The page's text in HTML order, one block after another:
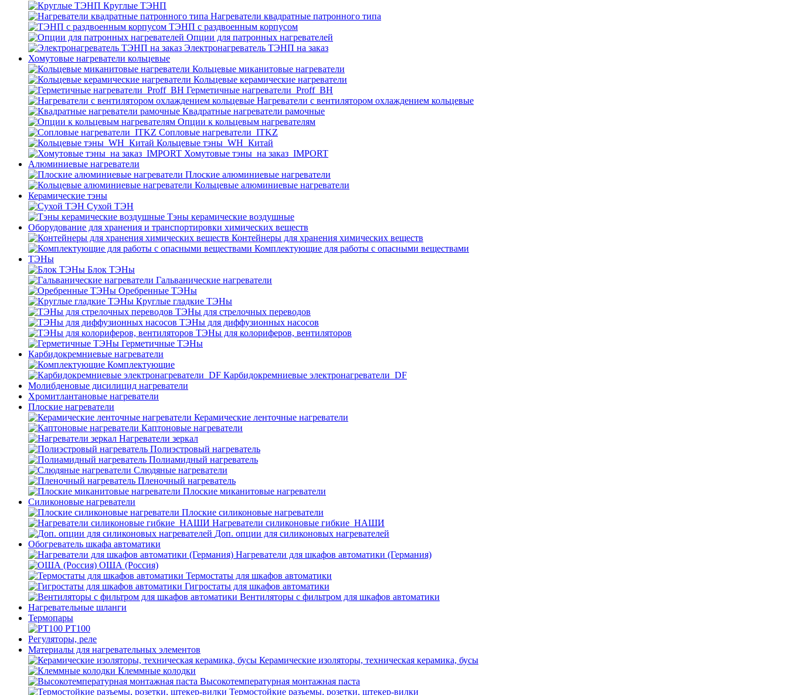
Круглые ТЭНП
Нагреватели квадратные патронного типа
ТЭНП с раздвоенным корпусом
Опции для патронных нагревателей
Электронагреватель ТЭНП на заказ
Хомутовые нагреватели кольцевые
Кольцевые миканитовые нагреватели
Кольцевые керамические нагреватели
Герметичные нагреватели_Proff_BH
Нагреватели с вентилятором охлаждением кольцевые
Квадратные нагреватели рамочные
Опции к кольцевым нагревателям
Cопловые нагреватели_ITKZ
Кольцевые тэны_WH_Китай
Хомутовые тэны_на заказ_IMPORT
Алюминиевые нагреватели
Плоские алюминиевые нагреватели
Кольцевые алюминиевые нагреватели
Керамические тэны
Сухой ТЭН
Тэны керамические воздушные
Оборудование для хранения и транспортировки химических веществ
Контейнеры для хранения химических веществ
Комплектующие для работы с опасными веществами
ТЭНы
Блок ТЭНы
Гальванические нагреватели
Оребренные ТЭНы
Круглые гладкие ТЭНы
ТЭНы для стрелочных переводов
ТЭНы для диффузионных насосов
ТЭНы для колориферов, вентиляторов
Герметичные ТЭНы
Карбидокремниевые нагреватели
Комплектующие
Карбидокремниевые электронагреватели_DF
Молибденовые дисилицид нагреватели
Хромитлантановые нагреватели
Плоские нагреватели
Керамические ленточные нагреватели
Каптоновые нагреватели
Нагреватели зеркал
Полиэстровый нагреватель
Полиамидный нагреватель
Слюдяные нагреватели
Пленочный нагреватель
Плоские миканитовые нагреватели
Силиконовые нагреватели
Плоские силиконовые нагреватели
Нагреватели силиконовые гибкие_НАШИ
Доп. опции для силиконовых нагревателей
Обогреватель шкафа автоматики
Нагреватели для шкафов автоматики (Германия)
ОША (Россия)
Термостаты для шкафов автоматики
Гигростаты для шкафов автоматики
Вентиляторы с фильтром для шкафов автоматики
Нагревательные шланги
Термопары
PT100
Регуляторы, реле
Материалы для нагревательных элементов
Керамические изоляторы, техническая керамика, бусы
Клеммные колодки
Высокотемпературная монтажная паста
Термостойкие разъемы, розетки, штекер-вилки